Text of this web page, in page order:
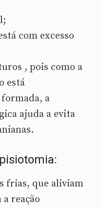
com excesso
, pois como a
está
a
ajuda a evita
frias, que aliviam
reação